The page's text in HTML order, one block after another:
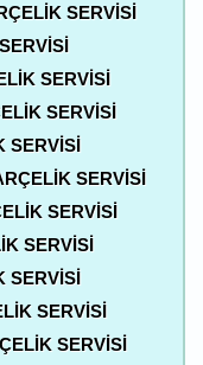
SERVISI
SERVISI
SERVISI
SERVISI
SERVISI
SERVISI
SERVISI
SERVISI
SERVISI
SERVISI